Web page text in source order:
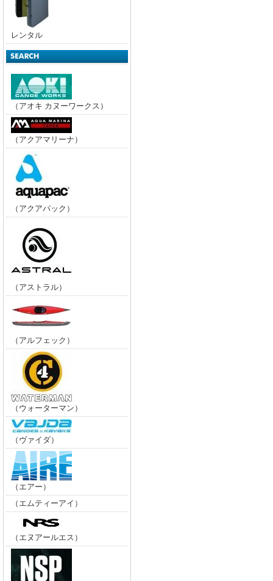
レンタル
（アオキ カヌーワークス）
（アクアマリーナ）
（アクアパック）
（アストラル）
（アルフェック）
（ウォーターマン）
（ヴァイダ）
（エアー）
（エムティーアイ）
（エヌアールエス）